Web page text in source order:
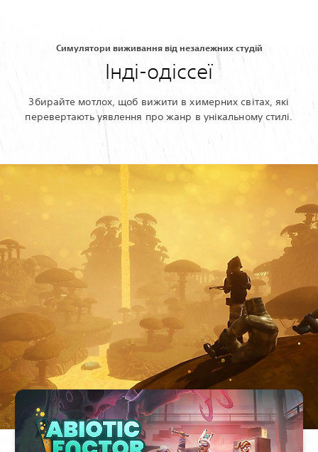
Симулятори виживання від незалежних студій
Інді-одіссеї
Збирайте мотлох, щоб вижити в химерних світах, які
перевертають уявлення про жанр в унікальному стилі.